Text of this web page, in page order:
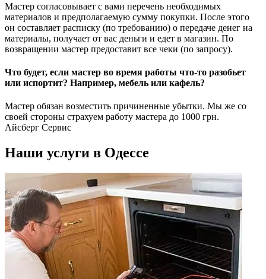
Мастер согласовывает с вами перечень необходимых
материалов и предполагаемую сумму покупки. После этого
он составляет расписку (по требованию) о передаче денег на
материалы, получает от вас деньги и едет в магазин. По
возвращении мастер предоставит все чеки (по запросу).
Что будет, если мастер во время работы что-то разобьет
или испортит? Например, мебель или кафель?
Мастер обязан возместить причиненные убытки. Мы же со
своей стороны страхуем работу мастера до 1000 грн.
Айсберг Сервис
Наши услуги в Одессе